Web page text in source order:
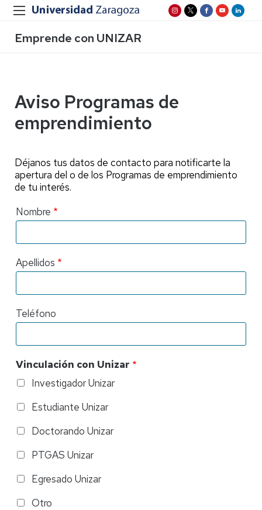
Emprende con UNIZAR
Aviso Programas de
emprendimiento
Déjanos tus datos de contacto para notificarte la
apertura del o de los Programas de emprendimiento
de tu interés.
Nombre
Apellidos
Teléfono
Vinculación con Unizar
Investigador Unizar
Estudiante Unizar
Doctorando Unizar
PTGAS Unizar
Egresado Unizar
Otro